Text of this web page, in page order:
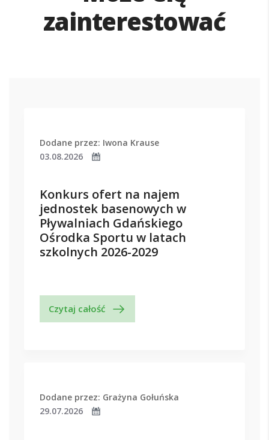
zainterestować
Dodane przez: Iwona Krause
03.08.2026
Konkurs ofert na najem
jednostek basenowych w
Pływalniach Gdańskiego
Ośrodka Sportu w latach
szkolnych 2026-2029
Czytaj całość
Dodane przez: Grażyna Gołuńska
29.07.2026